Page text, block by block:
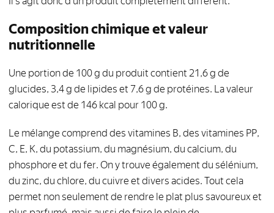
Composition chimique et valeur
nutritionnelle
Une portion de 100 g du produit contient 21,6 g de
glucides, 3,4 g de lipides et 7,6 g de protéines. La valeur
calorique est de 146 kcal pour 100 g.
Le mélange comprend des vitamines B, des vitamines PP,
C, E, K, du potassium, du magnésium, du calcium, du
phosphore et du fer. On y trouve également du sélénium,
du zinc, du chlore, du cuivre et divers acides. Tout cela
permet non seulement de rendre le plat plus savoureux et